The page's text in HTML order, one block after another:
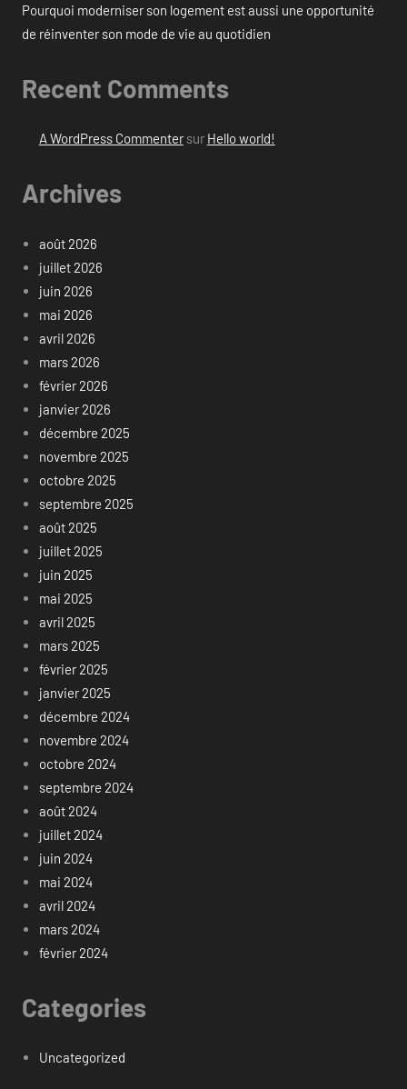
Pourquoi moderniser son logement est aussi une opportunité
de réinventer son mode de vie au quotidien
Recent Comments
A WordPress Commentersur Hello world!
Archives
août 2026
juillet 2026
juin 2026
mai 2026
avril 2026
mars 2026
février 2026
janvier 2026
décembre 2025
novembre 2025
octobre 2025
septembre 2025
août 2025
juillet 2025
juin 2025
mai 2025
avril 2025
mars 2025
février 2025
janvier 2025
décembre 2024
novembre 2024
octobre 2024
septembre 2024
août 2024
juillet 2024
juin 2024
mai 2024
avril 2024
mars 2024
février 2024
Categories
Uncategorized